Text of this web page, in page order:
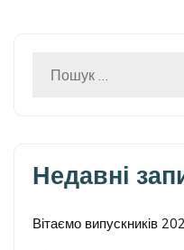
Пошук:
Недавні
Вітаємо випускників